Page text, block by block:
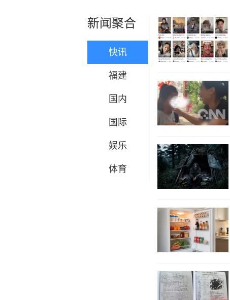
新闻聚合
快讯
福建
国内
国际
娱乐
体育